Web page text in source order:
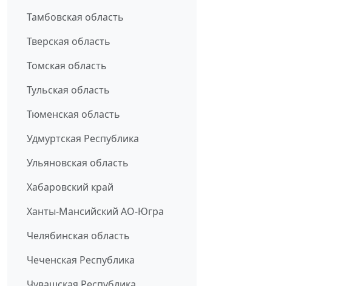
Тамбовская область
Тверская область
Томская область
Тульская область
Тюменская область
Удмуртская Республика
Ульяновская область
Хабаровский край
Ханты-Мансийский АО-Югра
Челябинская область
Чеченская Республика